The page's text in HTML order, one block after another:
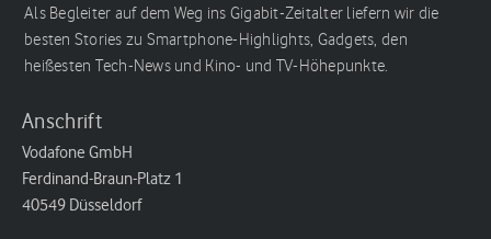
Als Begleiter auf dem Weg ins Gigabit-Zeitalter liefern wir die
besten Stories zu Smartphone-Highlights, Gadgets, den
heißesten Tech-News und Kino- und TV-Höhepunkte.
Anschrift
Vodafone GmbH
Ferdinand-Braun-Platz 1
40549 Düsseldorf